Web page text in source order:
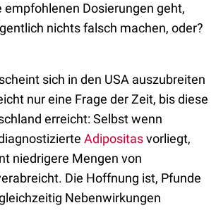
empfohlenen Dosierungen geht,
nichts falsch machen, oder?
sich in den USA auszubreiten
nur eine Frage der Zeit, bis diese
erreicht: Selbst wenn
Adipositasvorliegt,
niedrigere Mengen von
Die Hoffnung ist, Pfunde
Nebenwirkungen